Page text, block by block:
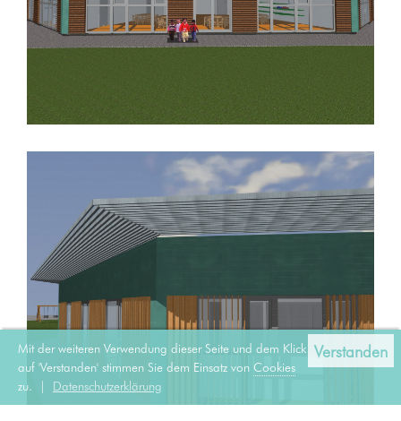
Mit der weiteren Verwendung dieser Seite und dem Klick
auf 'Verstanden' stimmen Sie dem Einsatz von Cookies
zu. | Datenschutzerklärung
Verstanden